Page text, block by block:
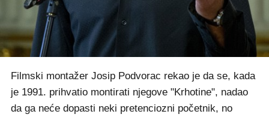
Filmski montažer Josip Podvorac rekao je da se, kada
je 1991. prihvatio montirati njegove "Krhotine", nadao
da ga neće dopasti neki pretenciozni početnik, no